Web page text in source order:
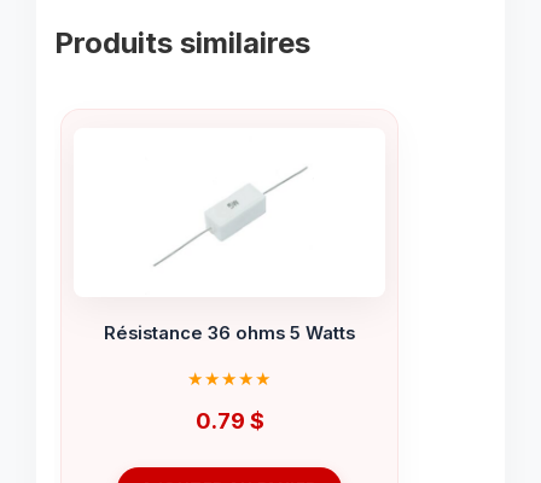
Produits similaires
Résistance 36 ohms 5 Watts
0.79 $